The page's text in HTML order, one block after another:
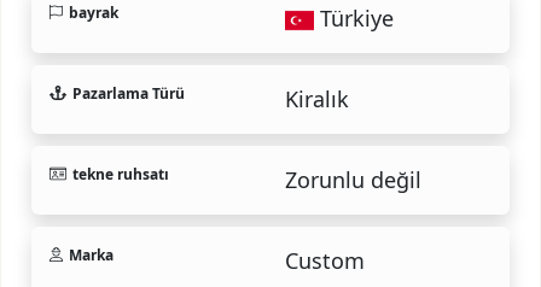
bayrak Türkiye
Pazarlama Türü Kiralık
tekne ruhsatı Zorunlu değil
Marka Custom